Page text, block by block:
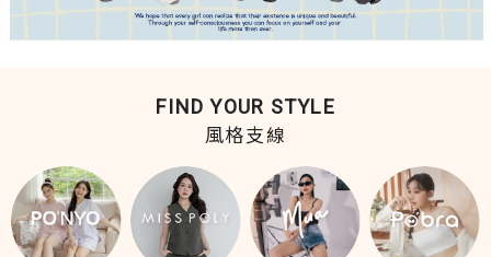
FIND YOUR STYLE
風格支線